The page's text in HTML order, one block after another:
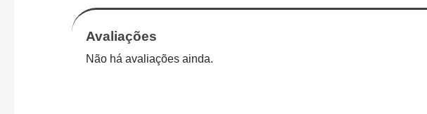
Avaliações
Não há avaliações ainda.